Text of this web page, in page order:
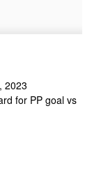
2023
for PP goal vs